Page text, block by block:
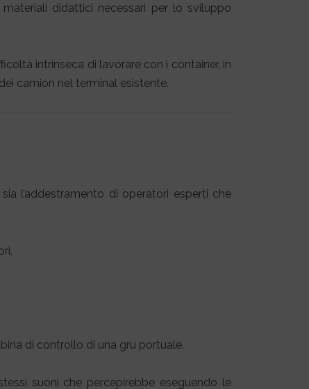
didattici necessari per lo sviluppo
intrinseca di lavorare con i container, in
camion nel terminal esistente.
l’addestramento di operatori esperti che
di controllo di una gru portuale.
suoni che percepirebbe eseguendo le